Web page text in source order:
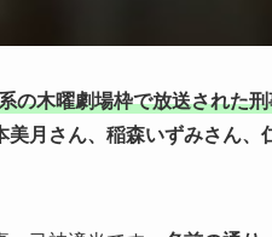
の木曜劇場枠で放送された
月さん、稲森いずみさん、